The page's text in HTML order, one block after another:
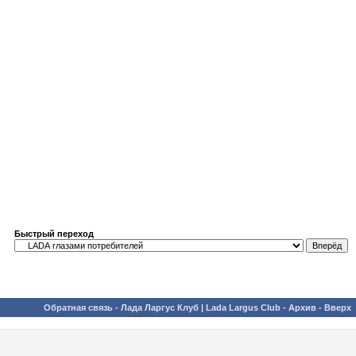
Быстрый переход
Обратная связь - Лада Ларгус Клуб | Lada Largus Club - Архив - Вверх